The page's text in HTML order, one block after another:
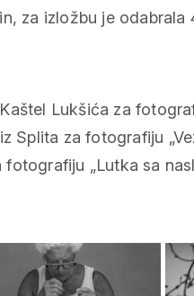
za izložbu je
Lukšića za
iz Splita za fotografiju
„Lutka sa